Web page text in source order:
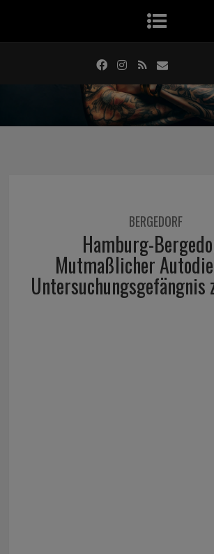
BERGEDORF
Hamburg-
Mutmaßlicher
Untersuchungsgefängnis